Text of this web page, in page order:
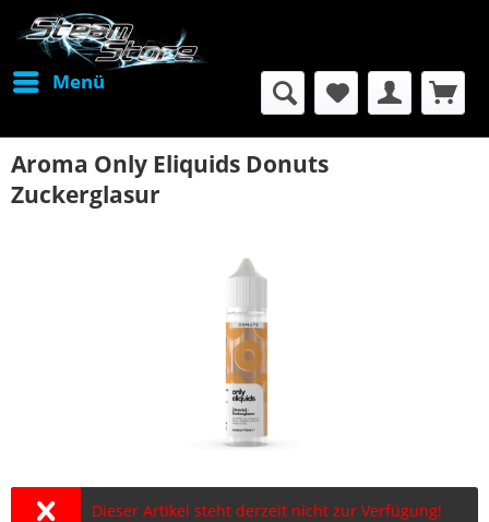
Menü
Aroma Only Eliquids Donuts
Zuckerglasur
Dieser Artikel steht derzeit nicht zur Verfügung!